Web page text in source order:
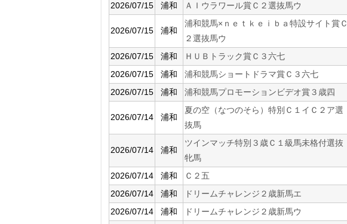
2026/07/15
浦和 ＡＩウラワール賞Ｃ２選抜馬ウ
2026/07/15 浦和
浦和競馬×ｎｅｔｋｅｉｂａ特設サイト賞Ｃ
２選抜馬ウ
2026/07/15 浦和 ＨＵＢトラック賞Ｃ３六七
2026/07/15
浦和 浦和競馬ショートドラマ賞Ｃ３六七
2026/07/15
浦和 浦和競馬プロモーションビデオ賞３歳四
2026/07/14 浦和
夏の空（なつのそら）特別Ｃ１イＣ２ア選
抜馬
2026/07/14 浦和
ツインマッチ特別３歳Ｃ１級馬未格付選抜
牝馬
2026/07/14 浦和 Ｃ２五
2026/07/14
浦和 ドリームチャレンジ２歳新馬エ
2026/07/14
浦和 ドリームチャレンジ２歳新馬ウ